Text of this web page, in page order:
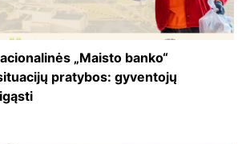
„Maisto banko“
pratybos: gyventojų